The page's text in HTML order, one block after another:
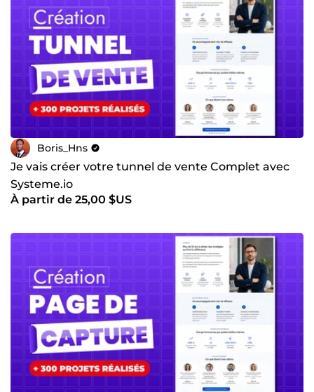
Boris_Hns
Je vais créer votre tunnel de vente Complet avec
Systeme.io
À partir de 25,00 $US